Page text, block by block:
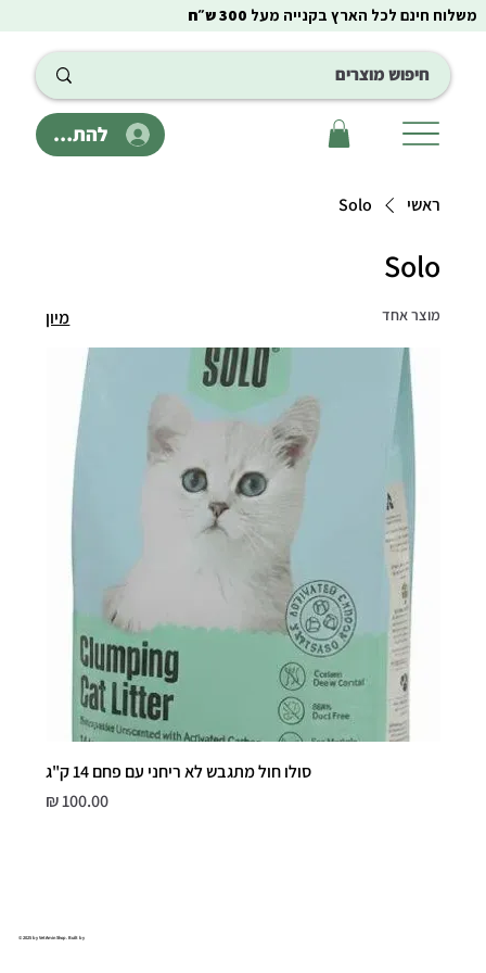
להתחבר
משלוח חינם לכל הארץ בקנייה מעל 300 ש״ח
ראשי Solo
Solo
מוצר אחד מיון
סולו חול מתגבש לא ריחני עם פחם 14 ק"ג
מחיר
© 2025 by VetAmin Shop. Built by